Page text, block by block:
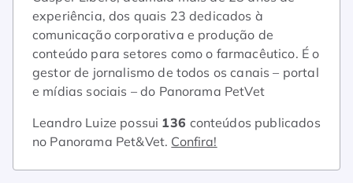
experiência, dos quais 23 dedicados à
comunicação corporativa e produção de
conteúdo para setores como o farmacêutico. É o
gestor de jornalismo de todos os canais – portal
e mídias sociais – do Panorama PetVet
Leandro Luize possui 136 conteúdos publicados
no Panorama Pet&Vet. Confira!